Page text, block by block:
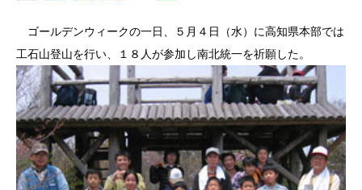
ゴールデンウィークの一日、５月４日（水）に高知県本部では
工石山登山を行い、１８人が参加し南北統一を祈願した。